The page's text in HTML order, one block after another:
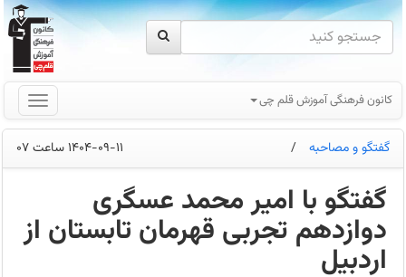
کانون فرهنگی آموزش قلم چی
گفتگو و مصاحبه / 1404-09-11 ساعت 07
گفتگو با امیر محمد عسگری
دوازدهم تجربی قهرمان تابستان از
اردبیل